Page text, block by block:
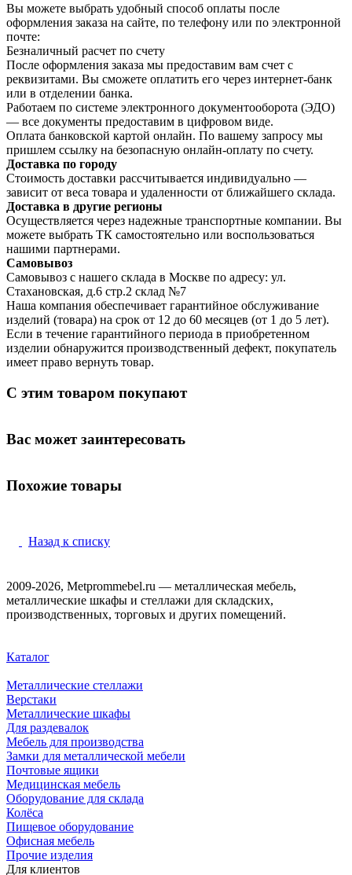
Вы можете выбрать удобный способ оплаты после
оформления заказа на сайте, по телефону или по электронной
почте:
Безналичный расчет по счету
После оформления заказа мы предоставим вам счет с
реквизитами. Вы сможете оплатить его через интернет-банк
или в отделении банка.
Работаем по системе электронного документооборота (ЭДО)
— все документы предоставим в цифровом виде.
Оплата банковской картой онлайн. По вашему запросу мы
пришлем ссылку на безопасную онлайн-оплату по счету.
Доставка по городу
Стоимость доставки рассчитывается индивидуально —
зависит от веса товара и удаленности от ближайшего склада.
Доставка в другие регионы
Осуществляется через надежные транспортные компании. Вы
можете выбрать ТК самостоятельно или воспользоваться
нашими партнерами.
Самовывоз
Самовывоз с нашего склада в Москве по адресу: ул.
Стахановская, д.6 стр.2 склад №7
Наша компания обеспечивает гарантийное обслуживание
изделий (товара) на срок от 12 до 60 месяцев (от 1 до 5 лет).
Если в течение гарантийного периода в приобретенном
изделии обнаружится производственный дефект, покупатель
имеет право вернуть товар.
С этим товаром покупают
Вас может заинтересовать
Похожие товары
Назад к списку
2009-2026, Metprommebel.ru — металлическая мебель,
металлические шкафы и стеллажи для складских,
производственных, торговых и других помещений.
Каталог
Металлические стеллажи
Верстаки
Металлические шкафы
Для раздевалок
Мебель для производства
Замки для металлической мебели
Почтовые ящики
Медицинская мебель
Оборудование для склада
Колёса
Пищевое оборудование
Офисная мебель
Прочие изделия
Для клиентов